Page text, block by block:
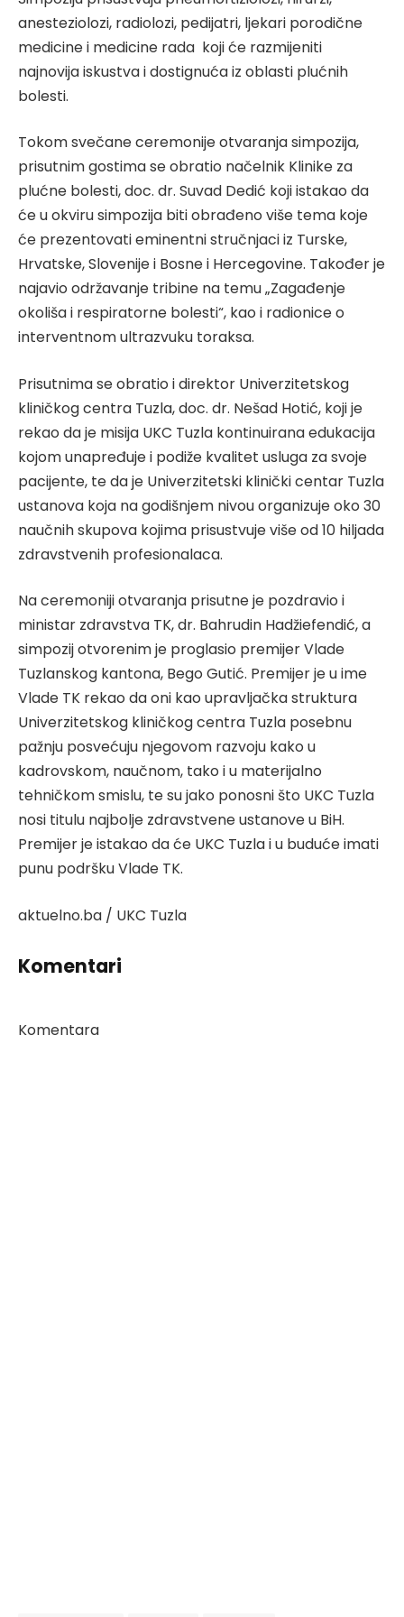
anesteziolozi, radiolozi, pedijatri, ljekari porodične
medicine i medicine rada koji će razmijeniti
najnovija iskustva i dostignuća iz oblasti plućnih
bolesti.
Tokom svečane ceremonije otvaranja simpozija,
prisutnim gostima se obratio načelnik Klinike za
plućne bolesti, doc. dr. Suvad Dedić koji istakao da
će u okviru simpozija biti obrađeno više tema koje
će prezentovati eminentni stručnjaci iz Turske,
Hrvatske, Slovenije i Bosne i Hercegovine. Također je
najavio održavanje tribine na temu „Zagađenje
okoliša i respiratorne bolesti“, kao i radionice o
interventnom ultrazvuku toraksa.
Prisutnima se obratio i direktor Univerzitetskog
kliničkog centra Tuzla, doc. dr. Nešad Hotić, koji je
rekao da je misija UKC Tuzla kontinuirana edukacija
kojom unapređuje i podiže kvalitet usluga za svoje
pacijente, te da je Univerzitetski klinički centar Tuzla
ustanova koja na godišnjem nivou organizuje oko 30
naučnih skupova kojima prisustvuje više od 10 hiljada
zdravstvenih profesionalaca.
Na ceremoniji otvaranja prisutne je pozdravio i
ministar zdravstva TK, dr. Bahrudin Hadžiefendić, a
simpozij otvorenim je proglasio premijer Vlade
Tuzlanskog kantona, Bego Gutić. Premijer je u ime
Vlade TK rekao da oni kao upravljačka struktura
Univerzitetskog kliničkog centra Tuzla posebnu
pažnju posvećuju njegovom razvoju kako u
kadrovskom, naučnom, tako i u materijalno
tehničkom smislu, te su jako ponosni što UKC Tuzla
nosi titulu najbolje zdravstvene ustanove u BiH.
Premijer je istakao da će UKC Tuzla i u buduće imati
punu podršku Vlade TK.
aktuelno.ba / UKC Tuzla
Komentari
Komentara